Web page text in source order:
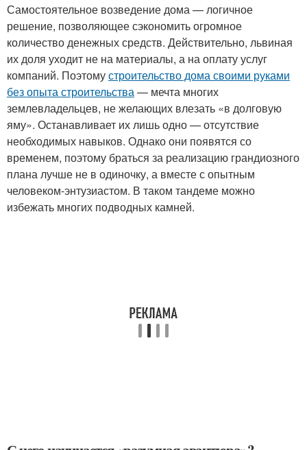
Самостоятельное возведение дома — логичное
решение, позволяющее сэкономить огромное
количество денежных средств. Действительно, львиная
их доля уходит не на материалы, а на оплату услуг
компаний. Поэтомустроительство дома своими руками
без опыта строительства — мечта многих
землевладельцев, не желающих влезать «в долговую
яму». Останавливает их лишь одно — отсутствие
необходимых навыков. Однако они появятся со
временем, поэтому браться за реализацию грандиозного
плана лучше не в одиночку, а вместе с опытным
человеком-энтузиастом. В таком тандеме можно
избежать многих подводных камней.